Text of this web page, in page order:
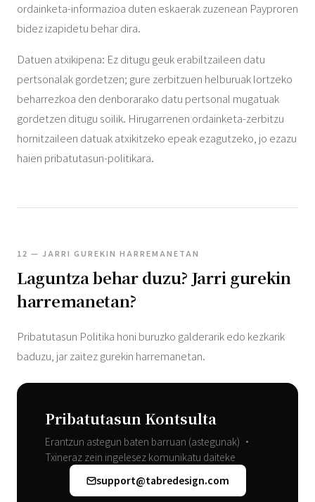
ordainketa-informazioa duten eskaerak zuzenean Payproren
bidez izapidetu behar dira.
Datuen atxikipena: Ez ditugu geuk erabiltzaileen datu
pertsonalak gordetzen; gure zerbitzuen helburuak lortzeko
beharrezkoa den denborarako datu pertsonal mugatuak
gordetzen ditugu soilik. Hirugarrenen ordainketa-zerbitzu
hornitzaileen datuak atxikitzeko epeak ezagutzeko, jo ezazu
haien pribatutasun-politikara.
12 — JARRI GUREKIN HARREMANETAN
Laguntza behar duzu? Jarri gurekin
harremanetan?
Pribatutasun Politika honi buruzko galderarik edo kezkarik
baduzu, jar zaitez gurekin harremanetan.
Pribatutasun Kontsulta
Erantzun astegun baten barruan (astegunak) •
Txineraz zein ingelesez komunikatu daiteke
support@tabredesign.com